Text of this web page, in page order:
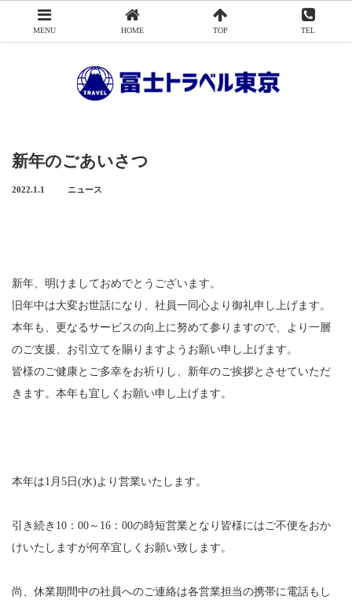
新年のごあいさつ
2022.1.1 ニュース
新年、明けましておめでとうございます。
旧年中は大変お世話になり、社員一同心より御礼申し上げます。
本年も、更なるサービスの向上に努めて参りますので、より一層
のご支援、お引立てを賜りますようお願い申し上げます。
皆様のご健康とご多幸をお祈りし、新年のご挨拶とさせていただ
きます。本年も宜しくお願い申し上げます。
本年は1月5日(水)より営業いたします。
引き続き10：00～16：00の時短営業となり皆様にはご不便をおか
けいたしますが何卒宜しくお願い致します。
尚、休業期間中の社員へのご連絡は各営業担当の携帯に電話もし
MENU HOME TOP TEL
アクセス
会社概要
お問い合わせ
採用情報